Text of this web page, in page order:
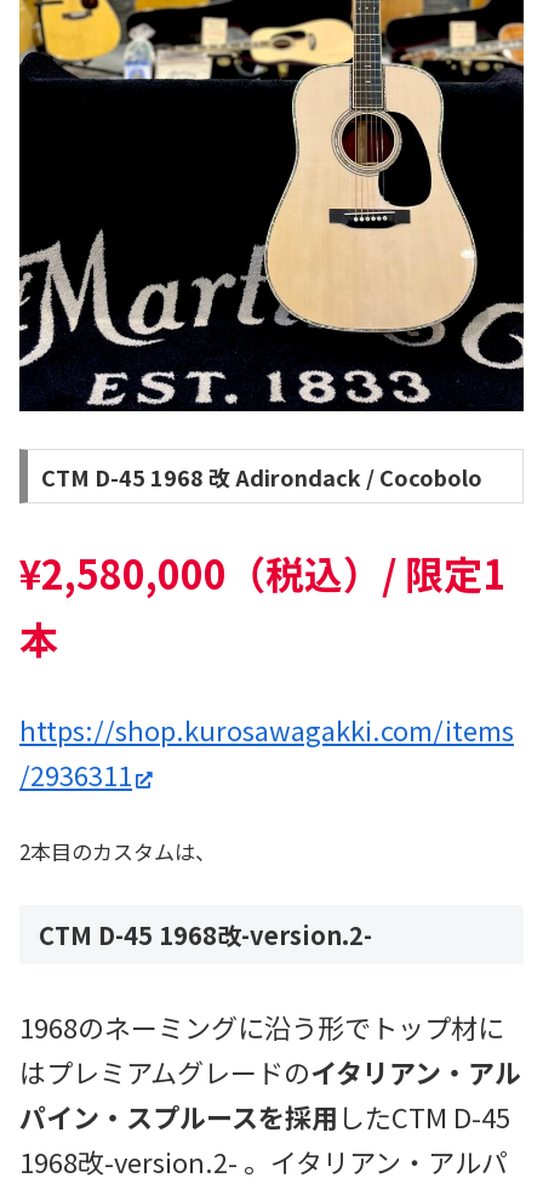
CTM D-45 1968 改 Adirondack / Cocobolo
¥2,580,000（税込）/ 限定1
本
https://shop.kurosawagakki.com/items
/2936311
2本目のカスタムは、
CTM D-45 1968改-version.2-
1968のネーミングに沿う形でトップ材に
はプレミアムグレードのイタリアン・アル
パイン・スプルースを採用 したCTM D-45
1968改-version.2- 。イタリアン・アルパ